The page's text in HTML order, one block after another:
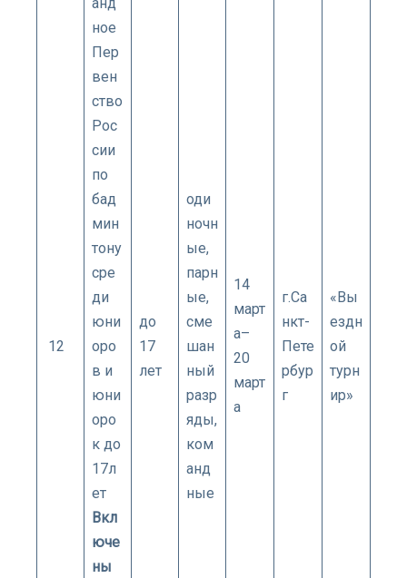
12
ное
Пер
вен
ство
Рос
сии
по
бад
мин
тону
сре
ди
юни
оро
в и
юни
оро
к до
17л
ет
Вкл
юче
ны
до
17
лет
оди
ночн
ые,
парн
ые,
сме
шан
ный
разр
яды,
ком
анд
ные
14
март
а–
20
март
а
г.Са
нкт-
Пете
рбур
г
«Вы
ездн
ой
турн
ир»